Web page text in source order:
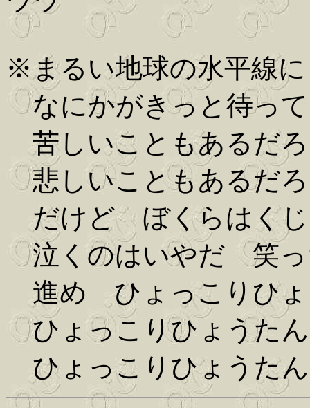
※まるい地球の水平線に
なにかがきっと待っ
苦しいこともあるだ
悲しいこともあるだ
だけど ぼくらはくじ
泣くのはいやだ 笑っ
進め ひょっこりひょ
ひょっこりひょうた
ひょっこりひょうた